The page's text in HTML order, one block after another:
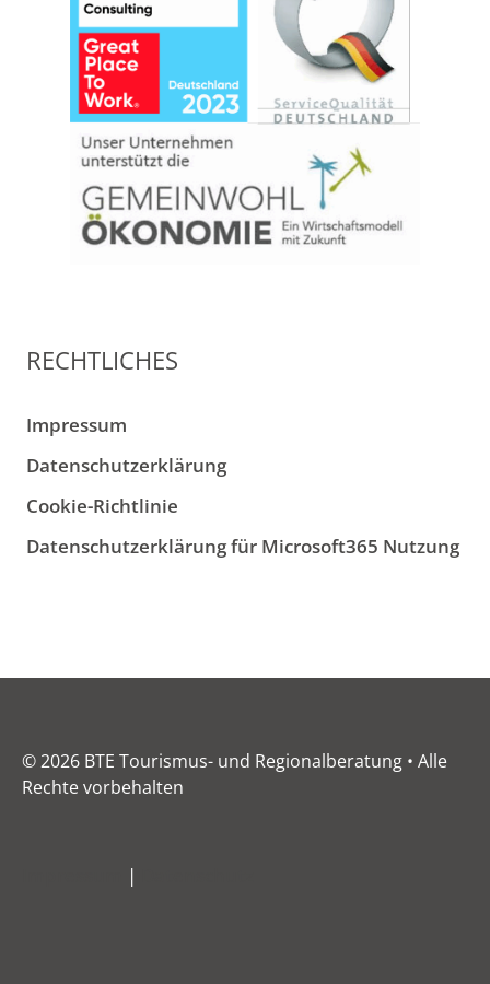
RECHTLICHES
Impressum
Datenschutzerklärung
Cookie-Richtlinie
Datenschutzerklärung für Microsoft365 Nutzung
© 2026 BTE Tourismus- und Regionalberatung • Alle
Rechte vorbehalten
|